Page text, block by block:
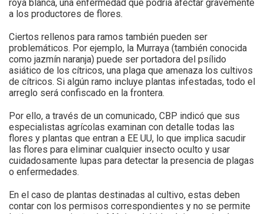
roya blanca, una enfermedad que podría afectar gravemente
a los productores de flores.
Ciertos rellenos para ramos también pueden ser
problemáticos. Por ejemplo, la Murraya (también conocida
como jazmín naranja) puede ser portadora del psílido
asiático de los cítricos, una plaga que amenaza los cultivos
de cítricos. Si algún ramo incluye plantas infestadas, todo el
arreglo será confiscado en la frontera.
Por ello, a través de un comunicado, CBP indicó que sus
especialistas agrícolas examinan con detalle todas las
flores y plantas que entran a EE UU, lo que implica sacudir
las flores para eliminar cualquier insecto oculto y usar
cuidadosamente lupas para detectar la presencia de plagas
o enfermedades.
En el caso de plantas destinadas al cultivo, estas deben
contar con los permisos correspondientes y no se permite